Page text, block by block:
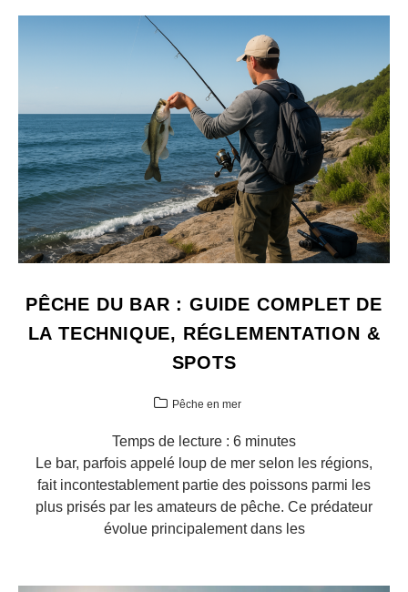
PÊCHE DU BAR : GUIDE COMPLET DE
LA TECHNIQUE, RÉGLEMENTATION &
SPOTS
Pêche en mer
Temps de lecture : 6 minutes
Le bar, parfois appelé loup de mer selon les régions,
fait incontestablement partie des poissons parmi les
plus prisés par les amateurs de pêche. Ce prédateur
évolue principalement dans les